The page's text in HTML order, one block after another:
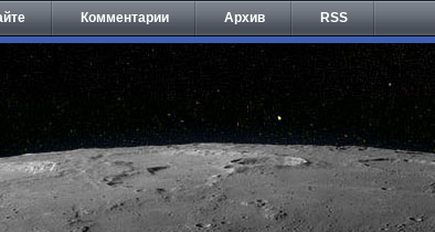
Комментарии Архив RSS